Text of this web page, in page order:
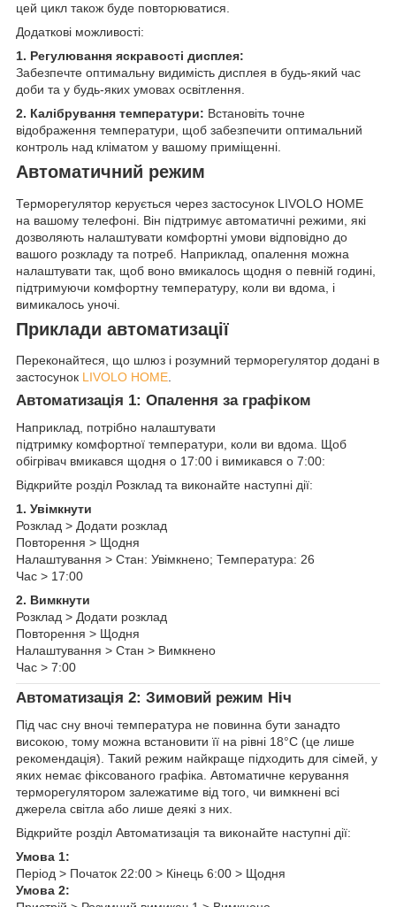
цей цикл також буде повторюватися.
Додаткові можливості:
1. Регулювання яскравості дисплея:
Забезпечте оптимальну видимість дисплея в будь-який час
доби та у будь-яких умовах освітлення.
2. Калібрування температури: Встановіть точне
відображення температури, щоб забезпечити оптимальний
контроль над кліматом у вашому приміщенні.
Автоматичний режим
Терморегулятор керується через застосунок LIVOLO HOME
на вашому телефоні. Він підтримує автоматичні режими, які
дозволяють налаштувати комфортні умови відповідно до
вашого розкладу та потреб. Наприклад, опалення можна
налаштувати так, щоб воно вмикалось щодня о певній годині,
підтримуючи комфортну температуру, коли ви вдома, і
вимикалось уночі.
Приклади автоматизації
Переконайтеся, що шлюз і розумний терморегулятор додані в
застосунок LIVOLO HOME.
Автоматизація 1: Опалення за графіком
Наприклад, потрібно налаштувати
підтримку комфортної температури, коли ви вдома. Щоб
обігрівач вмикався щодня о 17:00 і вимикався о 7:00:
Відкрийте розділ Розклад та виконайте наступні дії:
1. Увімкнути
Розклад > Додати розклад
Повторення > Щодня
Налаштування > Стан: Увімкнено; Температура: 26
Час > 17:00
2. Вимкнути
Розклад > Додати розклад
Повторення > Щодня
Налаштування > Стан > Вимкнено
Час > 7:00
Автоматизація 2: Зимовий режим Ніч
Під час сну вночі температура не повинна бути занадто
високою, тому можна встановити її на рівні 18°C (це лише
рекомендація). Такий режим найкраще підходить для сімей, у
яких немає фіксованого графіка. Автоматичне керування
терморегулятором залежатиме від того, чи вимкнені всі
джерела світла або лише деякі з них.
Відкрийте розділ Автоматизація та виконайте наступні дії:
Умова 1:
Період > Початок 22:00 > Кінець 6:00 > Щодня
Умова 2: